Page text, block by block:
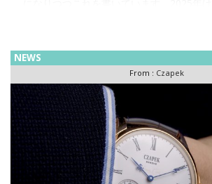
ナの話題はなく、普通に行き来できるよ
NEWS
From : Czapek